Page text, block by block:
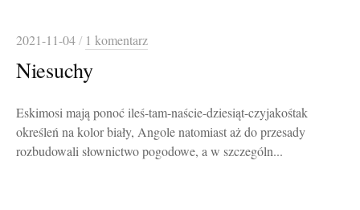
2021-11-04/ 1 komentarz
Niesuchy
Eskimosi mają ponoć ileś-tam-naście-dziesiąt-czyjakośtak
określeń na kolor biały, Angole natomiast aż do przesady
rozbudowali słownictwo pogodowe, a w szczególn...